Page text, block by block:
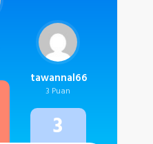
tawannal66
3 Puan
3